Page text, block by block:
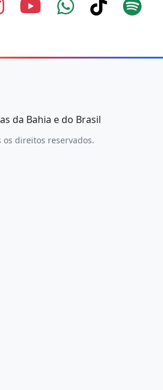
da Bahia e do Brasil
os direitos reservados.